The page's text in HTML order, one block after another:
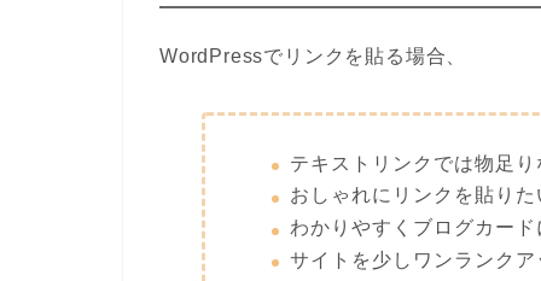
WordPressでリンクを貼る場合、
テキストリンクでは物足り
おしゃれにリンクを貼りた
わかりやすくブログカー
サイトを少しワンランク